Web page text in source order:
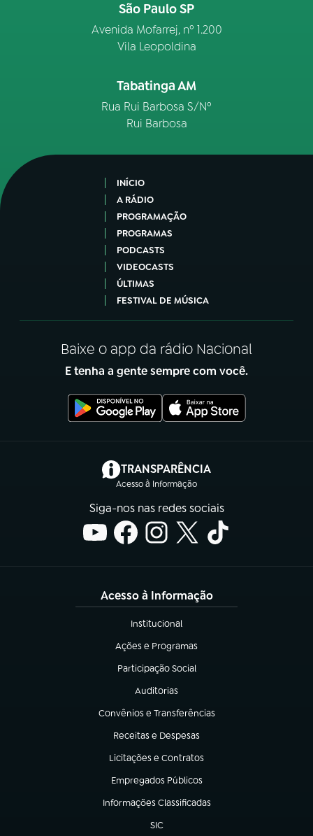
São Paulo SP
Avenida Mofarrej, nº 1.200
Vila Leopoldina
Tabatinga AM
Rua Rui Barbosa S/Nº
Rui Barbosa
INÍCIO
A RÁDIO
PROGRAMAÇÃO
PROGRAMAS
PODCASTS
VIDEOCASTS
ÚLTIMAS
FESTIVAL DE MÚSICA
Baixe o app da rádio Nacional
E tenha a gente sempre com você.
TRANSPARÊNCIA
Acesso à Informação
(abre em nova aba)
Siga-nos nas redes sociais
Acesso à Informação
Institucional
(abre em nova aba)
Ações e Programas
(abre em nova aba)
Participação Social
(abre em nova aba)
Auditorias
(abre em nova aba)
Convênios e Transferências
(abre em nova aba)
Receitas e Despesas
(abre em nova aba)
Licitações e Contratos
(abre em nova aba)
Empregados Públicos
(abre em nova aba)
Informações Classificadas
(abre em nova aba)
SIC
(abre em nova aba)